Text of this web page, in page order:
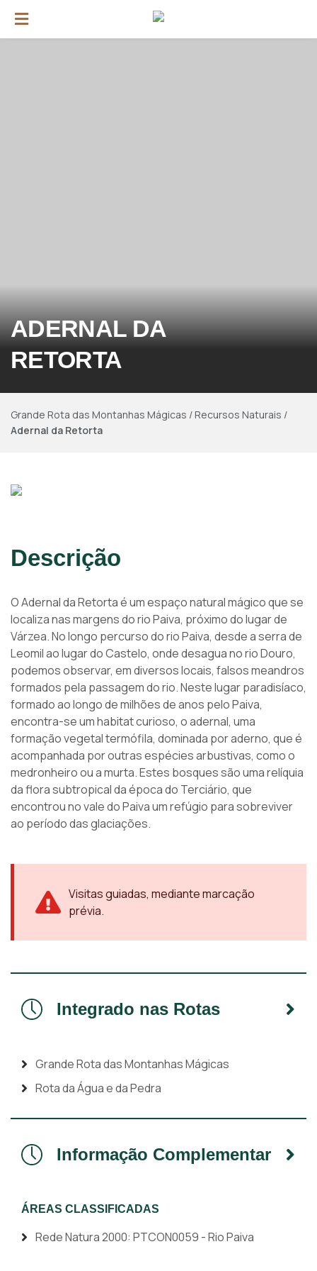
ADERNAL DA
RETORTA
Grande Rota das Montanhas Mágicas /Recursos Naturais /
Adernal da Retorta
Descrição
O Adernal da Retorta é um espaço natural mágico que se
localiza nas margens do rio Paiva, próximo do lugar de
Várzea. No longo percurso do rio Paiva, desde a serra de
Leomil ao lugar do Castelo, onde desagua no rio Douro,
podemos observar, em diversos locais, falsos meandros
formados pela passagem do rio. Neste lugar paradisíaco,
formado ao longo de milhões de anos pelo Paiva,
encontra-se um habitat curioso, o adernal, uma
formação vegetal termófila, dominada por aderno, que é
acompanhada por outras espécies arbustivas, como o
medronheiro ou a murta. Estes bosques são uma relíquia
da flora subtropical da época do Terciário, que
encontrou no vale do Paiva um refúgio para sobreviver
ao período das glaciações.
Visitas guiadas, mediante marcação
prévia.
Integrado nas Rotas
Grande Rota das Montanhas Mágicas
Rota da Água e da Pedra
Informação Complementar
ÁREAS CLASSIFICADAS
Rede Natura 2000: PTCON0059 - Rio Paiva